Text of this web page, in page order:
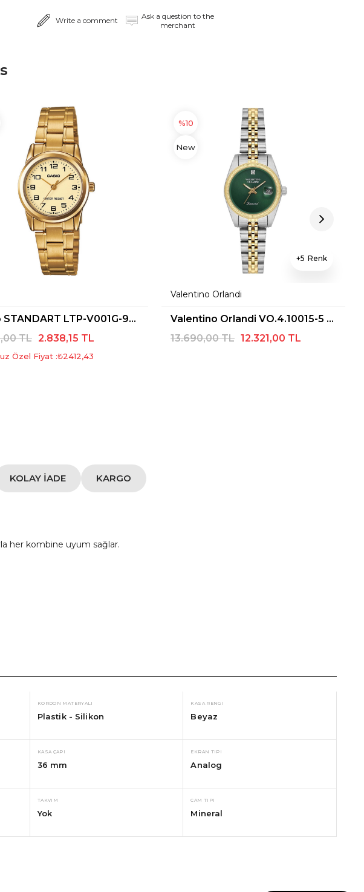
Write a comment
Ask a question to the
merchant
Casio STANDART LTP-V001G-9BUDF Kol Saati
2.838,15 TL
TL
Özel Fiyat :₺2412,43
5
Valentino Orlandi
Valentino Orlandi VO.4.10015-5 Pırlantalı Kadın Kol Saati
12.321,00 TL
13.690,00 TL
%10
New
KOLAY İADE KARGO
her kombine uyum sağlar.
KORDON MATERYALI
Plastik - Silikon
KASA RENGI
Beyaz
KASA ÇAPI
36 mm
EKRAN TIPI
Analog
TAKVIM
Yok
CAM TIPI
Mineral